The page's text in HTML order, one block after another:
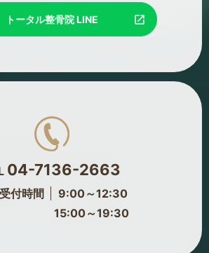
トータル整骨院 LINE
04-7136-2663
付時間
9:00～12:30
～19:30